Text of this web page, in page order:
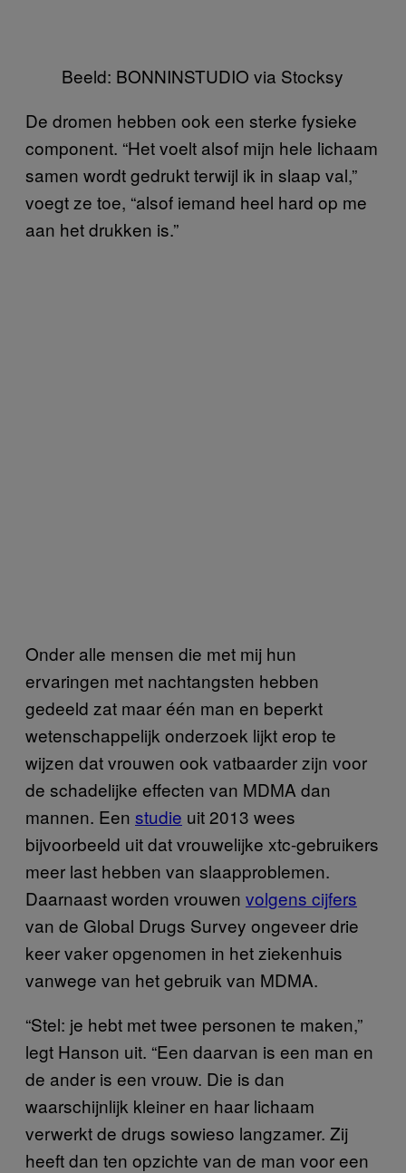
Beeld: BONNINSTUDIO via Stocksy
De dromen hebben ook een sterke fysieke
component. “Het voelt alsof mijn hele lichaam
samen wordt gedrukt terwijl ik in slaap val,”
voegt ze toe, “alsof iemand heel hard op me
aan het drukken is.”
Onder alle mensen die met mij hun
ervaringen met nachtangsten hebben
gedeeld zat maar één man en beperkt
wetenschappelijk onderzoek lijkt erop te
wijzen dat vrouwen ook vatbaarder zijn voor
de schadelijke effecten van MDMA dan
mannen. Een studie uit 2013 wees
bijvoorbeeld uit dat vrouwelijke xtc-gebruikers
meer last hebben van slaapproblemen.
Daarnaast worden vrouwen volgens cijfers
van de Global Drugs Survey ongeveer drie
keer vaker opgenomen in het ziekenhuis
vanwege van het gebruik van MDMA.
“Stel: je hebt met twee personen te maken,”
legt Hanson uit. “Een daarvan is een man en
de ander is een vrouw. Die is dan
waarschijnlijk kleiner en haar lichaam
verwerkt de drugs sowieso langzamer. Zij
heeft dan ten opzichte van de man voor een